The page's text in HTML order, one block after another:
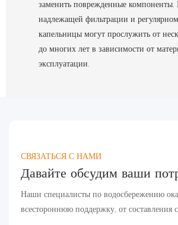
заменить поврежденные компоненты.
надлежащей фильтрации и
капельницы могут прослужить от
до многих лет в зависимости от
эксплуатации.
СВЯЗАТЬСЯ С НАМИ
Давайте обсудим ваши
Наши специалисты по водосбережению
всестороннюю поддержку, от составления